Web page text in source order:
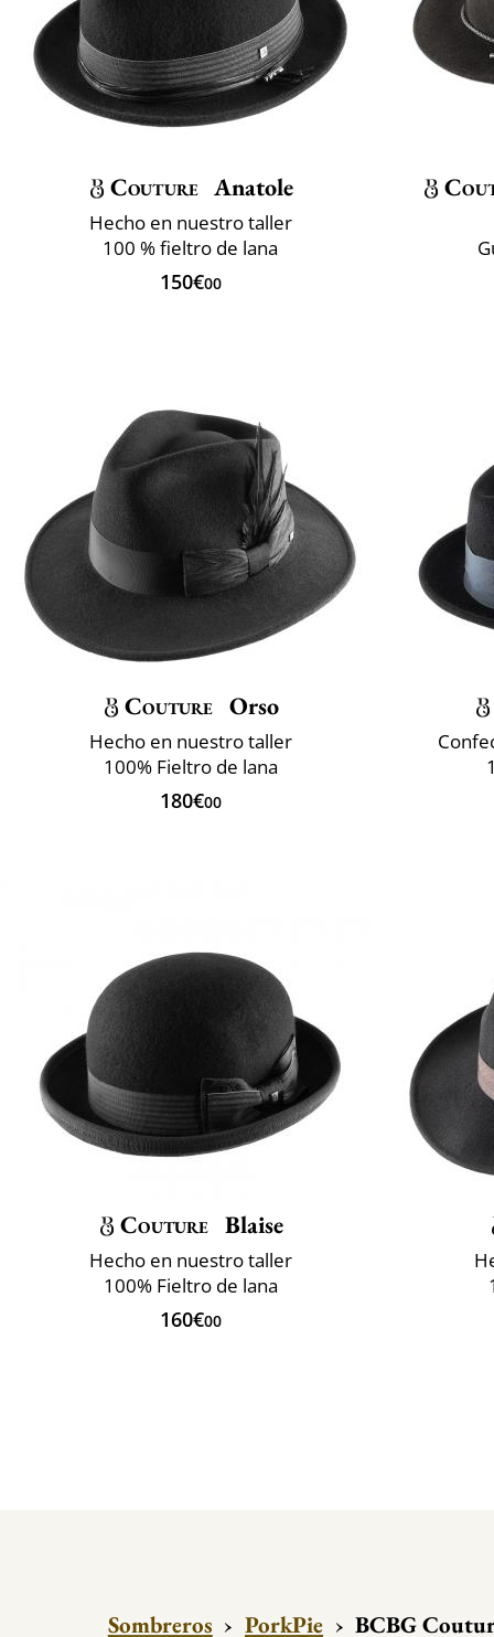
Couture Anatole
Hecho en nuestro taller
100 % fieltro de lana
150€00
Couture Orso
Hecho en nuestro taller
100% Fieltro de lana
180€00
Couture Blaise
Hecho en nuestro taller
100% Fieltro de lana
160€00
Sombreros › PorkPie › BCBG